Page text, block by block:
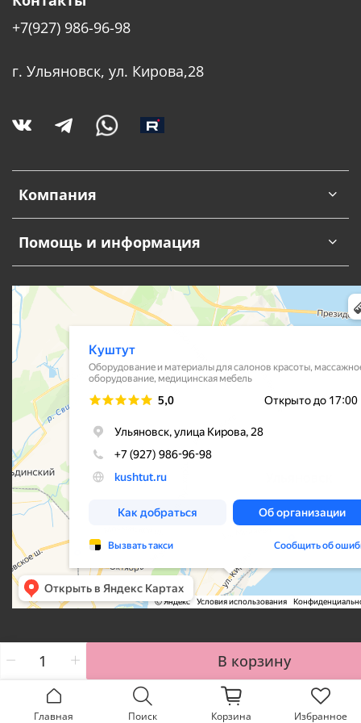
В корзину
Компания
Помощь и информация
+7(927) 986-96-98
г. Ульяновск, ул. Кирова,28
Главная Поиск Корзина Избранное